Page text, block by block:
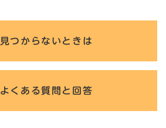
見つからないときは
よくある質問と回答